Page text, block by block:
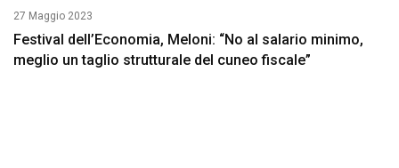
27 Maggio 2023
Festival dell’Economia, Meloni: “No al salario minimo,
meglio un taglio strutturale del cuneo fiscale”